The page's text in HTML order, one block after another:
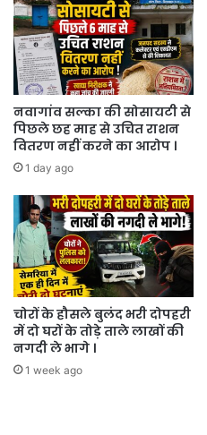
नवागांव सल्का की सोसायटी से
पिछले छह माह से उचित राशन
वितरण नहीं करने का आरोप ।
1 day ago
चोरों के हौसले बुलंद भरी दोपहरी
में दो घरों के तोड़े ताले लाखों की
नगदी ले भागे ।
1 week ago